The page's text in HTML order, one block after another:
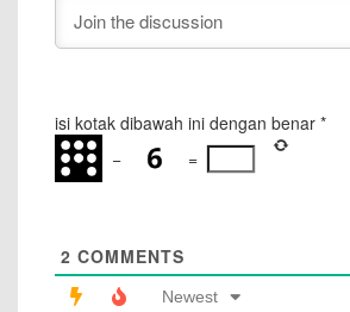
isi kotak dibawah ini dengan benar *
−
=
2 COMMENTS
Newest